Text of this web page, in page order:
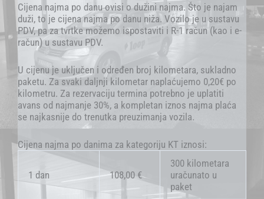
Cijena najma po danu ovisi o dužini najma. Što je najam
duži, to je cijena najma po danu niža. Vozilo je u sustavu
PDV, pa za tvrtke možemo ispostaviti i R-1 račun (kao i e-
račun) u sustavu PDV.
U cijenu je uključen i određen broj kilometara, sukladno
paketu. Za svaki daljnji kilometar naplaćujemo 0,20€ po
kilometru. Za rezervaciju termina potrebno je uplatiti
avans od najmanje 30%, a kompletan iznos najma plaća
se najkasnije do trenutka preuzimanja vozila.
Cijena najma po danima za kategoriju KT iznosi:
1 dan 108,00 €
300 kilometara
uračunato u
paket